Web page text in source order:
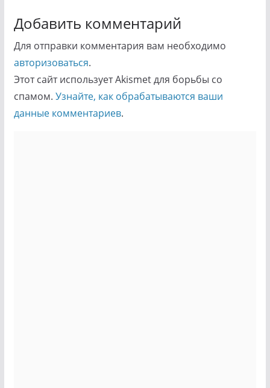
Добавить комментарий
Для отправки комментария вам необходимо
авторизоваться.
Этот сайт использует Akismet для борьбы со
спамом. Узнайте, как обрабатываются ваши
данные комментариев.